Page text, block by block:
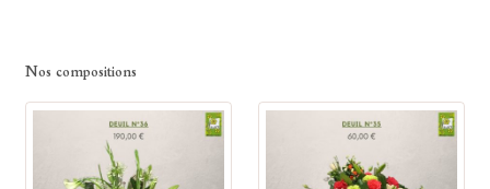
Nos compositions